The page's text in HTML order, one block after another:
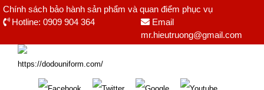
Chính sách bảo hành sản phẩm và quan điểm phục vụ
Hotline: 0909 904 364
Email
mr.hieutruong@gmail.com